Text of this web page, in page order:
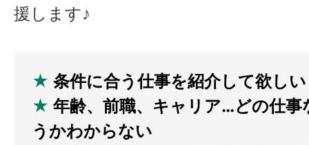
援します♪
★ 条件に合う仕事を紹介して欲しい
★ 年齢、前職、キャリア…どの仕事
うかわからない